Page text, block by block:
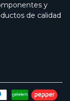
y
de calidad